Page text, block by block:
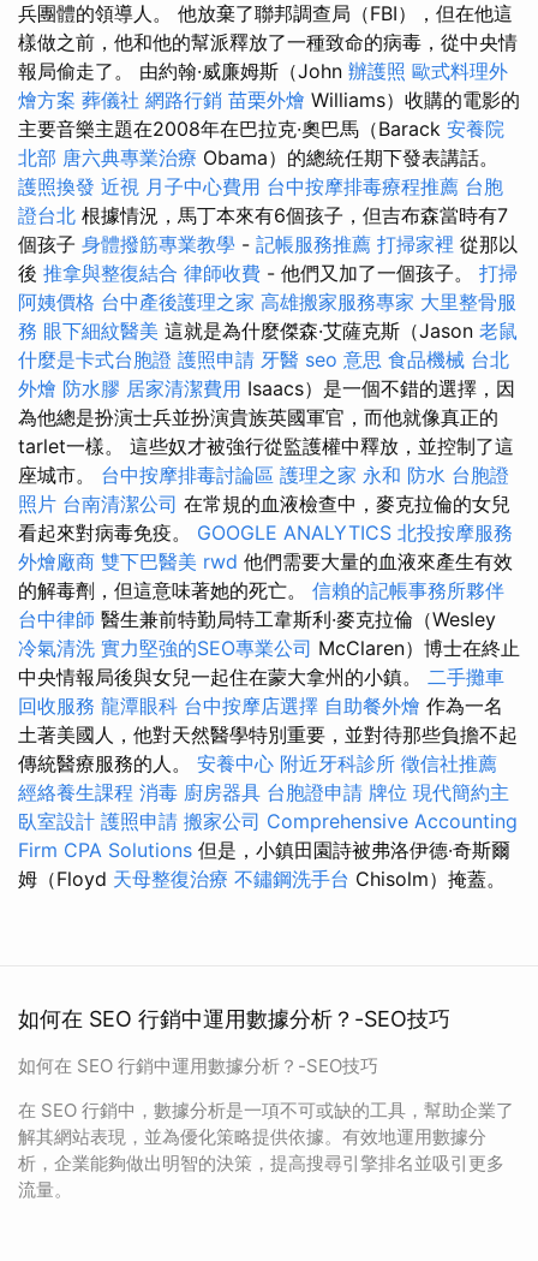
兵團體的領導人。 他放棄了聯邦調查局（FBI），但在他這
樣做之前，他和他的幫派釋放了一種致命的病毒，從中央情
報局偷走了。 由約翰·威廉姆斯（John 辦護照 歐式料理外
燴方案 葬儀社 網路行銷 苗栗外燴 Williams）收購的電影的
主要音樂主題在2008年在巴拉克·奧巴馬（Barack 安養院
北部 唐六典專業治療 Obama）的總統任期下發表講話。
護照換發 近視 月子中心費用 台中按摩排毒療程推薦 台胞
證台北 根據情況，馬丁本來有6個孩子，但吉布森當時有7
個孩子 身體撥筋專業教學 - 記帳服務推薦 打掃家裡 從那以
後 推拿與整復結合 律師收費 - 他們又加了一個孩子。 打掃
阿姨價格 台中產後護理之家 高雄搬家服務專家 大里整骨服
務 眼下細紋醫美 這就是為什麼傑森·艾薩克斯（Jason 老鼠
什麼是卡式台胞證 護照申請 牙醫 seo 意思 食品機械 台北
外燴 防水膠 居家清潔費用 Isaacs）是一個不錯的選擇，因
為他總是扮演士兵並扮演貴族英國軍官，而他就像真正的
tarlet一樣。 這些奴才被強行從監護權中釋放，並控制了這
座城市。 台中按摩排毒討論區 護理之家 永和 防水 台胞證
照片 台南清潔公司 在常規的血液檢查中，麥克拉倫的女兒
看起來對病毒免疫。 GOOGLE ANALYTICS 北投按摩服務
外燴廠商 雙下巴醫美 rwd 他們需要大量的血液來產生有效
的解毒劑，但這意味著她的死亡。 信賴的記帳事務所夥伴
台中律師 醫生兼前特勤局特工韋斯利·麥克拉倫（Wesley
冷氣清洗 實力堅強的SEO專業公司 McClaren）博士在終止
中央情報局後與女兒一起住在蒙大拿州的小鎮。 二手攤車
回收服務 龍潭眼科 台中按摩店選擇 自助餐外燴 作為一名
土著美國人，他對天然醫學特別重要，並對待那些負擔不起
傳統醫療服務的人。 安養中心 附近牙科診所 徵信社推薦
經絡養生課程 消毒 廚房器具 台胞證申請 牌位 現代簡約主
臥室設計 護照申請 搬家公司 Comprehensive Accounting
Firm CPA Solutions 但是，小鎮田園詩被弗洛伊德·奇斯爾
姆（Floyd 天母整復治療 不鏽鋼洗手台 Chisolm）掩蓋。
如何在 SEO 行銷中運用數據分析？-SEO技巧
如何在 SEO 行銷中運用數據分析？-SEO技巧
在 SEO 行銷中，數據分析是一項不可或缺的工具，幫助企業了
解其網站表現，並為優化策略提供依據。有效地運用數據分
析，企業能夠做出明智的決策，提高搜尋引擎排名並吸引更多
流量。